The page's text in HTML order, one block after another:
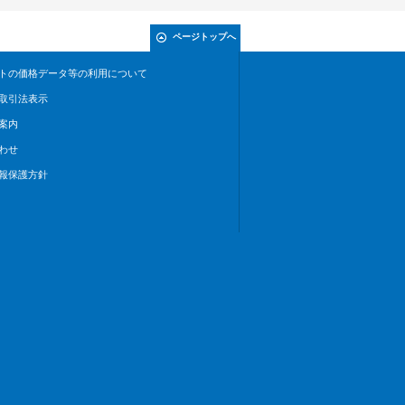
ページトップへ
の価格データ等の利用について
引法表示
内
せ
保護方針